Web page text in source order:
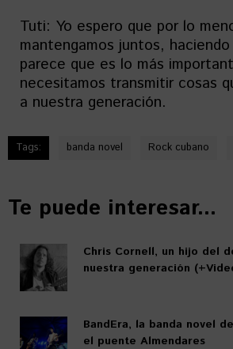
Tuti: Yo espero que por lo
mantengamos juntos,
parece que es lo más
necesitamos transmitir cosas
a nuestra generación.
Tags: banda novel Rock cubano
Te puede interesar...
Chris Cornell, un hijo del
nuestra generación
BandEra, la banda novel
el puente Almendares